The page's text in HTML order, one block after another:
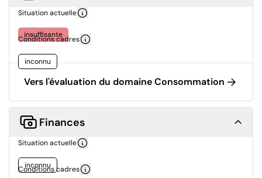
Situation actuelle
insuffisante
Conditions cadres
inconnu
Vers l'évaluation du domaine Consommation
Finances
Situation actuelle
inconnu
Conditions cadres